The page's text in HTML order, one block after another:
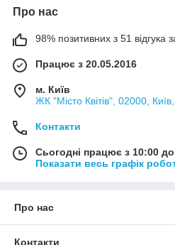
Про нас
98% позитивних з 51 відгука
Працює з 20.05.2016
м. Київ
ЖК "Місто Квітів", 02000,
Контакти
Сьогодні працює з 10:00
Показати весь графік
Про нас
Контакти